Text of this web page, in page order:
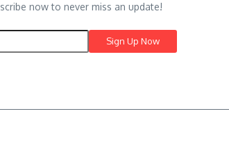
now to never miss an update!